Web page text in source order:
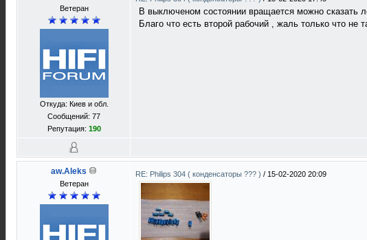
Ветеран
Откуда: Киев и обл.
Сообщений: 77
Репутация: 190
В выключеном состоянии вращается можно сказать
Благо что есть второй рабочий , жаль только что
aw.Aleks
Ветеран
RE: Philips 304 ( конденсаторы ??? ) / 15-02-2020 20:09